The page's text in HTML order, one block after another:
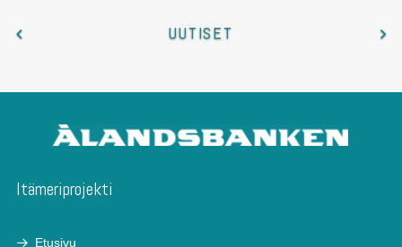
UUTISET
Itämeriprojekti
Etusivu